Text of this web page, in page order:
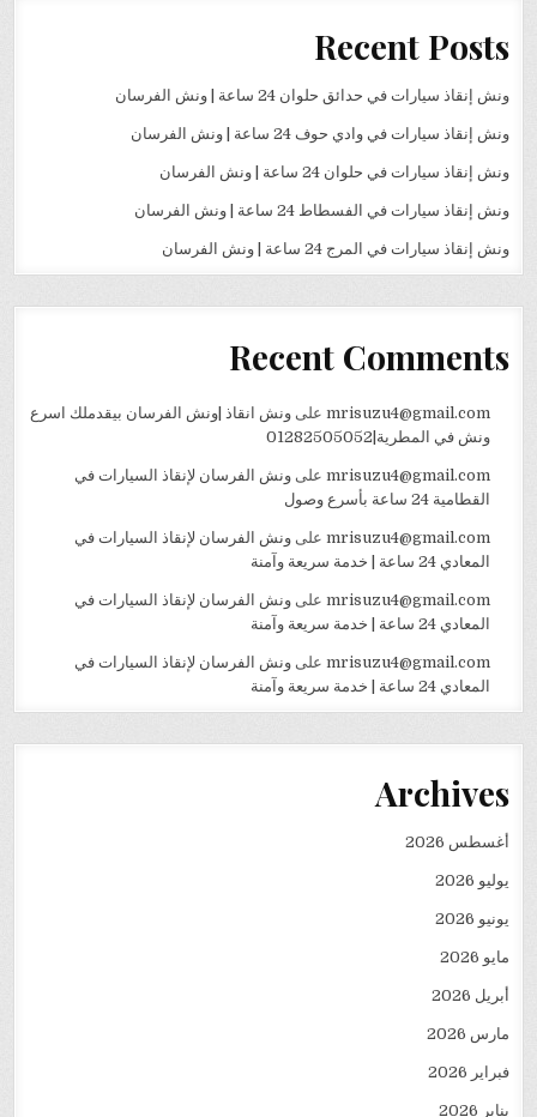
Recent Posts
ونش إنقاذ سيارات في حدائق حلوان 24 ساعة | ونش الفرسان
ونش إنقاذ سيارات في وادي حوف 24 ساعة | ونش الفرسان
ونش إنقاذ سيارات في حلوان 24 ساعة | ونش الفرسان
ونش إنقاذ سيارات في الفسطاط 24 ساعة | ونش الفرسان
ونش إنقاذ سيارات في المرج 24 ساعة | ونش الفرسان
Recent Comments
mrisuzu4@gmail.comعلى ونش انقاذ |ونش الفرسان بيقدملك اسرع
ونش في المطرية|01282505052
mrisuzu4@gmail.comعلى ونش الفرسان لإنقاذ السيارات في
القطامية 24 ساعة بأسرع وصول
mrisuzu4@gmail.comعلى ونش الفرسان لإنقاذ السيارات في
المعادي 24 ساعة | خدمة سريعة وآمنة
mrisuzu4@gmail.comعلى ونش الفرسان لإنقاذ السيارات في
المعادي 24 ساعة | خدمة سريعة وآمنة
mrisuzu4@gmail.comعلى ونش الفرسان لإنقاذ السيارات في
المعادي 24 ساعة | خدمة سريعة وآمنة
Archives
أغسطس 2026
يوليو 2026
يونيو 2026
مايو 2026
أبريل 2026
مارس 2026
فبراير 2026
يناير 2026